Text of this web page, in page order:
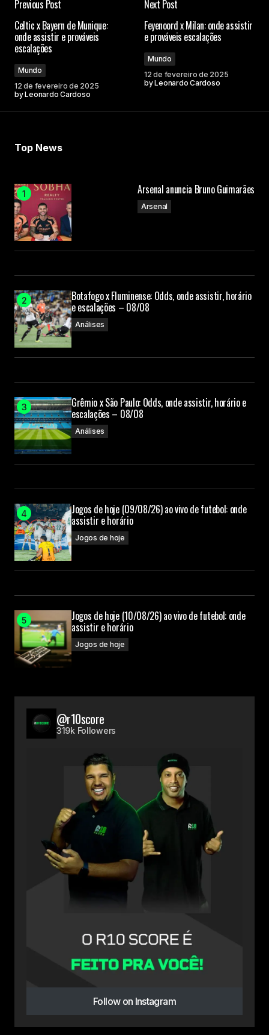
Previous Post
Celtic x Bayern de Munique:
onde assistir e prováveis
escalações
Mundo
12 de fevereiro de 2025
byLeonardo Cardoso
Next Post
Feyenoord x Milan: onde assistir
e prováveis escalações
Mundo
12 de fevereiro de 2025
byLeonardo Cardoso
Top News
Arsenal anuncia Bruno Guimarães
Arsenal
Botafogo x Fluminense: Odds, onde assistir, horário
e escalações – 08/08
Análises
Grêmio x São Paulo: Odds, onde assistir, horário e
escalações – 08/08
Análises
Jogos de hoje (09/08/26) ao vivo de futebol: onde
assistir e horário
Jogos de hoje
Jogos de hoje (10/08/26) ao vivo de futebol: onde
assistir e horário
Jogos de hoje
@r10score
319k Followers
Follow on Instagram